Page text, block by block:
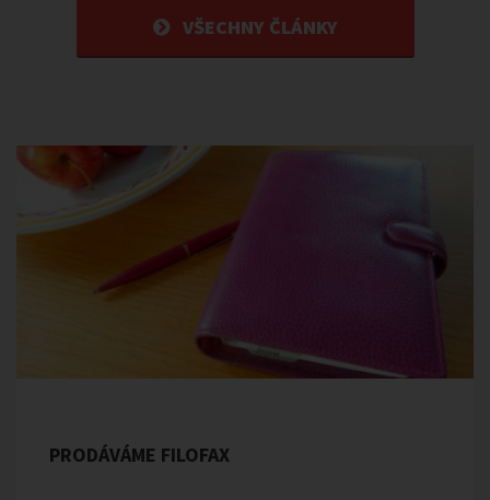
VŠECHNY ČLÁNKY
PRODÁVÁME FILOFAX